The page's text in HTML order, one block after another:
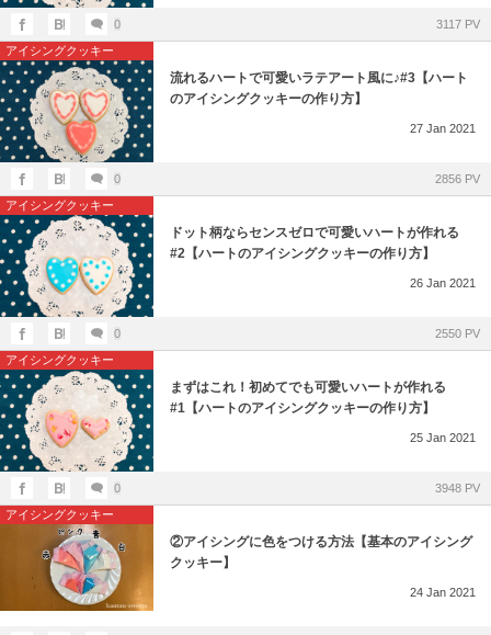
0
3117 PV
アイシングクッキー
流れるハートで可愛いラテアート風に♪#3【ハート
のアイシングクッキーの作り方】
27 Jan 2021
0
2856 PV
アイシングクッキー
ドット柄ならセンスゼロで可愛いハートが作れる
#2【ハートのアイシングクッキーの作り方】
26 Jan 2021
0
2550 PV
アイシングクッキー
まずはこれ！初めてでも可愛いハートが作れる
#1【ハートのアイシングクッキーの作り方】
25 Jan 2021
0
3948 PV
アイシングクッキー
②アイシングに色をつける方法【基本のアイシング
クッキー】
24 Jan 2021